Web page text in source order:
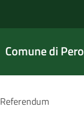
Comune di Pero
Referendum